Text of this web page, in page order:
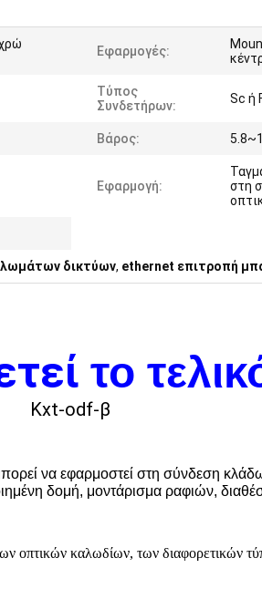
Εφαρμογές:
Τύπος
Συνδετήρων:
Sc ή
Βάρος:
Εφαρμογή:
στη
δικτύων, ethernet επιτροπή
το
Kxt-odf-β
να εφαρμοστεί στη σύνδεση
δομή, μοντάρισμα ραφιών,
οπτικών καλωδίων, των διαφορετικών